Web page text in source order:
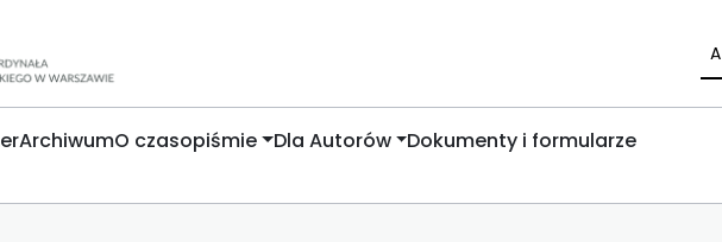
A
ArchiwumO czasopiśmie Dla Autorów
Dokumenty i formularze